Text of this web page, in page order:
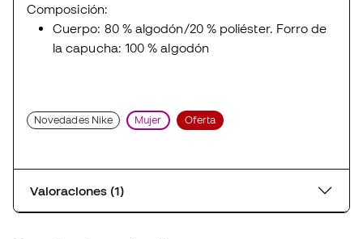
Composición:
Cuerpo: 80 % algodón/20 % poliéster. Forro de
la capucha: 100 % algodón
Novedades Nike Mujer Oferta
Valoraciones (1)